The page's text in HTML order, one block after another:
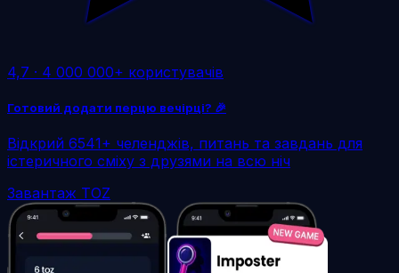
4,7 · 4 000 000+ користувачів
Готовий додати перцю вечірці? 🎉
Відкрий 6541+ челенджів, питань та завдань для
істеричного сміху з друзями на всю ніч
Завантаж TOZ